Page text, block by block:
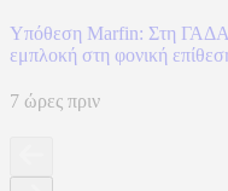
Υπόθεση Marfin: Στη ΓΑΔΑ
εμπλοκή στη φονική
7 ώρες πριν